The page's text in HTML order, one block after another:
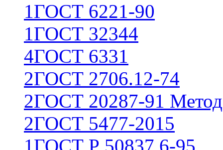
1ГОСТ 6221-90
1ГОСТ 32344
4ГОСТ 6331
2ГОСТ 2706.12-74
2ГОСТ 20287-91
2ГОСТ 5477-2015